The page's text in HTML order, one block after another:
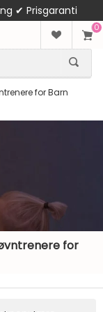
✔ Prisgaranti
0
for Barn
for
Perfekt for å skape en